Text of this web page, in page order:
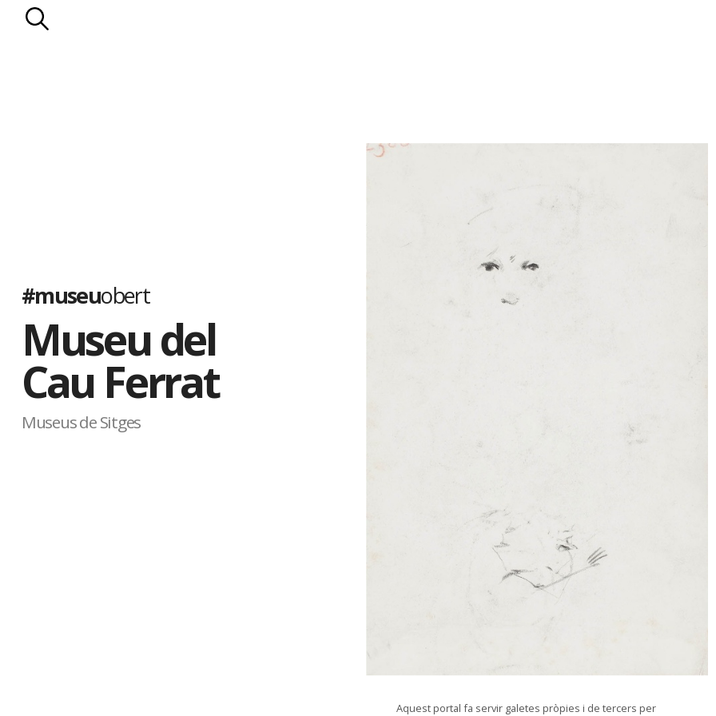
#museuobert
Museu del
Cau Ferrat
Museus de Sitges
Aquest portal fa servir galetes pròpies i de tercers per